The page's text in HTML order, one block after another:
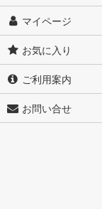
マイページ
お気に入り
ご利用案内
お問い合せ